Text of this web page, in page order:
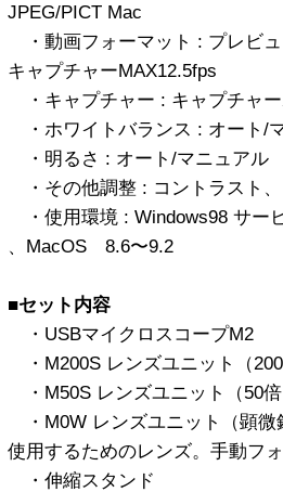
JPEG/PICT Mac
・動画フォーマット : プレビ
キャプチャーMAX12.5fps
・キャプチャー : キャプチャ
・ホワイトバランス : オート/
・明るさ : オート/マニュアル
・その他調整 : コントラスト
・使用環境 : Windows98 サー
、MacOS 8.6〜9.2
■セット内容
・USBマイクロスコープM2
・M200S レンズユニット（
・M50S レンズユニット（50
・M0W レンズユニット（顕微
使用するためのレンズ。手動フ
・伸縮スタンド